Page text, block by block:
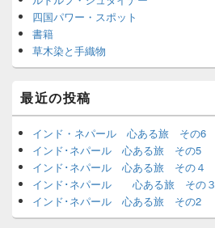
四国パワー・スポット
書籍
草木染と手織物
最近の投稿
インド・ネパール 心ある旅 その6
インド･ネパール 心ある旅 その5
インド･ネパール 心ある旅 その４
インド･ネパール 心ある旅 その３
インド･ネパール 心ある旅 その2